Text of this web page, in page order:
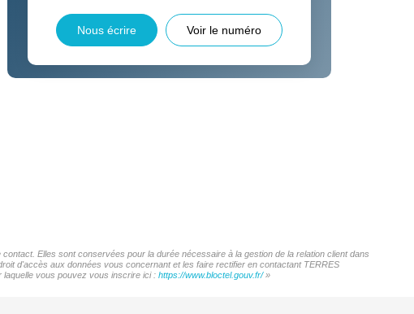
Nous écrire Voir le numéro
Elles sont conservées pour la durée nécessaire à la gestion de la relation client dans
d'accès aux données vous concernant et les faire rectifier en contactant TERRES
laquelle vous pouvez vous inscrire ici : https://www.bloctel.gouv.fr/»